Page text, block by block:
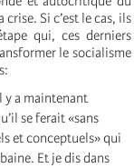
Si c’est le cas, ils
qui, ces derniers
le socialisme
y a maintenant
se ferait «sans
et conceptuels» qui
Et je dis dans